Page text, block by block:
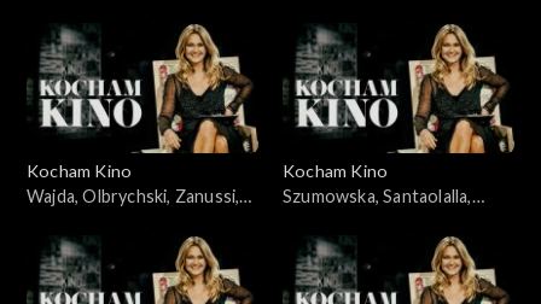
Bigelow, 09.09.2008
Kocham Kino
Wajda, Olbrychski, Zanussi,
Kocham Kino
Szumowska, Santaolalla,